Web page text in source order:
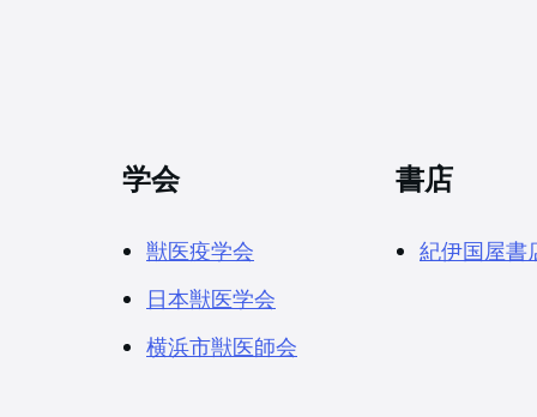
学会
獣医疫学会
日本獣医学会
横浜市獣医師会
書店
紀伊国屋書